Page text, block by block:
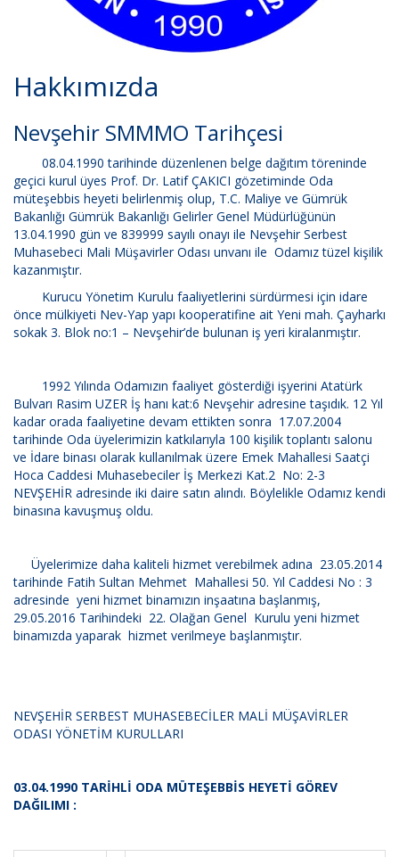
Hakkımızda
Nevşehir SMMMO Tarihçesi
08.04.1990 tarihinde düzenlenen belge dağıtım töreninde
geçici kurul üyes Prof. Dr. Latif ÇAKICI gözetiminde Oda
müteşebbis heyeti belirlenmiş olup, T.C. Maliye ve Gümrük
Bakanlığı Gümrük Bakanlığı Gelirler Genel Müdürlüğünün
13.04.1990 gün ve 839999 sayılı onayı ile Nevşehir Serbest
Muhasebeci Mali Müşavirler Odası unvanı ile Odamız tüzel kişilik
kazanmıştır.
Kurucu Yönetim Kurulu faaliyetlerini sürdürmesi için idare
önce mülkiyeti Nev-Yap yapı kooperatifine ait Yeni mah. Çayharkı
sokak 3. Blok no:1 – Nevşehir’de bulunan iş yeri kiralanmıştır.
1992 Yılında Odamızın faaliyet gösterdiği işyerini Atatürk
Bulvarı Rasim UZER İş hanı kat:6 Nevşehir adresine taşıdık. 12 Yıl
kadar orada faaliyetine devam ettikten sonra 17.07.2004
tarihinde Oda üyelerimizin katkılarıyla 100 kişilik toplantı salonu
ve İdare binası olarak kullanılmak üzere Emek Mahallesi Saatçi
Hoca Caddesi Muhasebeciler İş Merkezi Kat.2 No: 2-3
NEVŞEHİR adresinde iki daire satın alındı. Böylelikle Odamız kendi
binasına kavuşmuş oldu.
Üyelerimize daha kaliteli hizmet verebilmek adına 23.05.2014
tarihinde Fatih Sultan Mehmet Mahallesi 50. Yıl Caddesi No : 3
adresinde yeni hizmet binamızın inşaatına başlanmış,
29.05.2016 Tarihindeki 22. Olağan Genel Kurulu yeni hizmet
binamızda yaparak hizmet verilmeye başlanmıştır.
NEVŞEHİR SERBEST MUHASEBECİLER MALİ MÜŞAVİRLER
ODASI YÖNETİM KURULLARI
03.04.1990 TARİHLİ ODA MÜTEŞEBBİS HEYETİ GÖREV
DAĞILIMI :